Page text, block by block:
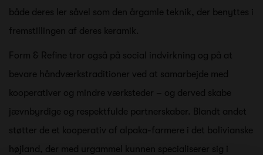
både deres ler såvel som den årgamle teknik, der benyttes i
fremstillingen af deres keramik.
Form & Refine tror også på social indvirkning og på at
bevare håndværkstraditioner ved at samarbejde med
kooperativer og mindre værksteder – og derved skabe
jævnbyrdige og respektfulde partnerskaber. Blandt andet
støtter de et kooperativ af alpaka-farmere i det bolivianske
højland, der med urgammel kunnen specialiserer sig i